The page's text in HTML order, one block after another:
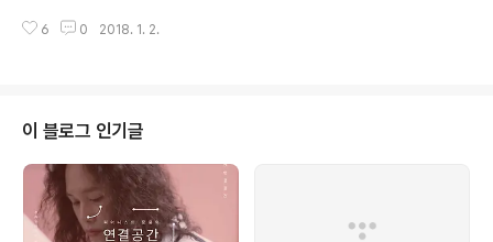
--- ▷참여 작가 NOVO . TAra . 65asis . 김기주 문나인
오디세이’ 개봉 50주년입니다. 오래된 영화이지만, 시공간
쳤을 때 주저앉지 말고, 용기를 내어 박차고 나아가는 것입
니다. '인터스텔라'의 쿠퍼나 '2001: 스페이스 오디세이'의
보우만 처럼 말입니다. 저는 새 앨범에 대한 강박으로 HAL
9000의 메인 기판실인지, 아님 5차원 공간인지 모를 곳에
갇혔습니다. 올해는 이 공간을 탈출해보도록 하..
6 0 2018. 1. 2.
이 블로그 인기글